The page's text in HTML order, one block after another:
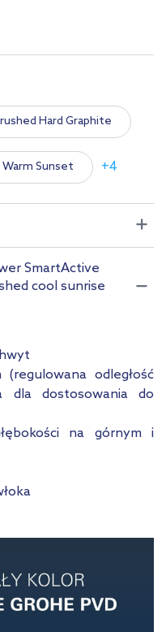
Hard Graphite
Sunset +4
SmartActive
cool sunrise
odległość
dla dostosowania do
na górnym i